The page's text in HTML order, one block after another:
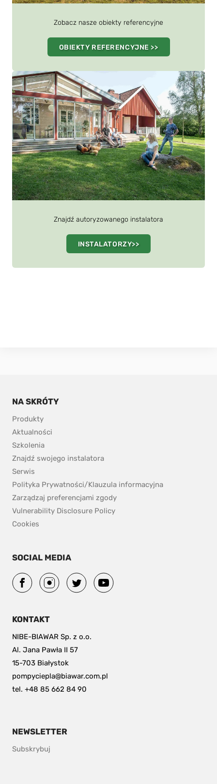
Zobacz nasze obiekty referencyjne
OBIEKTY REFERENCYJNE >>
Znajdź autoryzowanego instalatora
INSTALATORZY>>
NA SKRÓTY
Produkty
Aktualności
Szkolenia
Znajdź swojego instalatora
Serwis
Polityka Prywatności/Klauzula informacyjna
Zarządzaj preferencjami zgody
Vulnerability Disclosure Policypdf, 153.9 kB.
Cookies
SOCIAL MEDIA
KONTAKT
NIBE-BIAWAR Sp. z o.o.
Al. Jana Pawła II 57
15-703 Białystok
pompyciepla@biawar.com.pl
tel. +48 85 662 84 90
NEWSLETTER
Subskrybuj